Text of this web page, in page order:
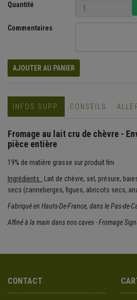
Quantité
Commentaires
AJOUTER AU PANIER
INFOS SUPP. CONSEILS
Fromage au lait cru de chèvre -
pièce entière
19% de matière grasse sur produit fini
Ingrédients : Lait de chèvre, sel, présure,
secs (canneberges, figues, abricots secs,
Fabriqué en Hauts-De-France, dans le Pas-de-
Affiné à la main dans nos caves - Fromage
CONTACT